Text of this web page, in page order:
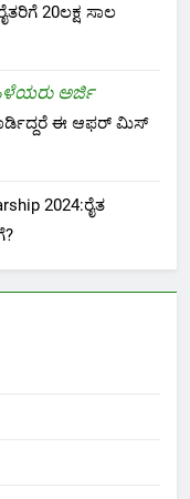
20ಲಕ್ಷ ಸಾಲ
ಅರ್ಜಿ
ಈ ಆಫರ್ ಮಿಸ್
2024:ರೈತ